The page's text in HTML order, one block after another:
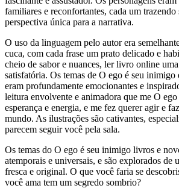
familiares e reconfortantes, cada um trazendo
perspectiva única para a narrativa.
O uso da linguagem pelo autor era
cuca, com cada frase um prato delicado e
cheio de sabor e nuances, ler livro online
satisfatória. Os temas de O ego é seu
eram profundamente emocionantes e
leitura envolvente e animadora que me O
esperança e energia, e me fez querer agir e
mundo. As ilustrações são cativantes,
parecem seguir você pela sala.
Os temas do O ego é seu inimigo livros e
atemporais e universais, e são explorados de
fresca e original. O que você faria se
você ama tem um segredo sombrio?